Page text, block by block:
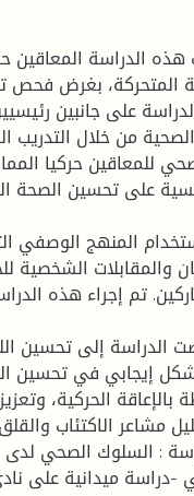
الدراسة المعاقين
المتحركة، بغرض فحص
على جانبين
من خلال
للمعاقين حركيا
على تحسين الصحة
المنهج الوصفي
والمقابلات
تم إجراء هذه
الدراسة إلى تحسين
إيجابي في تحسين
بالإعاقة الحركية،
مشاعر الاكتئاب
: السلوك الصحي لدى
-دراسة ميدانية على